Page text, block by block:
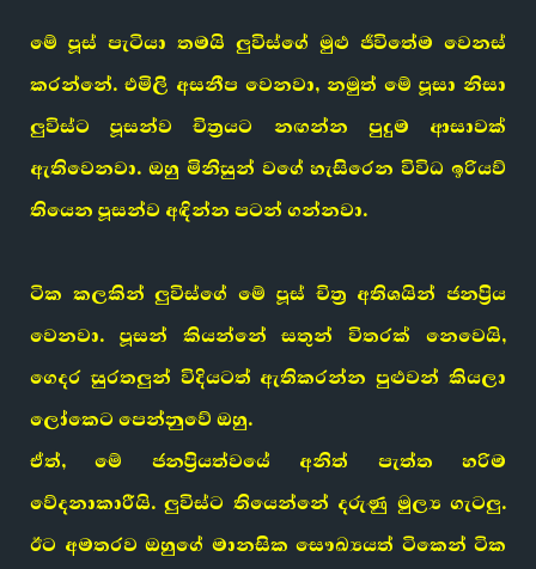
මේ පූස් පැටියා තමයි ලුවිස්ගේ මුළු ජීවිතේම වෙනස්
කරන්නේ. එමිලි අසනීප වෙනවා, නමුත් මේ පූසා නිසා
ලුවිස්ට පූසන්ව චිත්‍රයට නඟන්න පුදුම ආසාවක්
ඇතිවෙනවා. ඔහු මිනිසුන් වගේ හැසිරෙන විවිධ ඉරියව්
තියෙන පූසන්ව අඳින්න පටන් ගන්නවා.
ටික කලකින් ලුවිස්ගේ මේ පූස් චිත්‍ර අතිශයින් ජනප්‍රිය
වෙනවා. පූසන් කියන්නේ සතුන් විතරක් නෙවෙයි,
ගෙදර සුරතලුන් විදියටත් ඇතිකරන්න පුළුවන් කියලා
ලෝකෙට පෙන්නුවේ ඔහු.
ඒත්, මේ ජනප්‍රියත්වයේ අනිත් පැත්ත හරිම
වේදනාකාරීයි. ලුවිස්ට තියෙන්නේ දරුණු මුල්‍ය ගැටලු.
ඊට අමතරව ඔහුගේ මානසික සෞඛ්‍යයත් ටිකෙන් ටික